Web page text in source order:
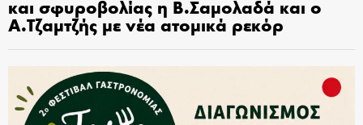
και σφυροβολίας η Β.Σαμολαδά και ο
Α.Τζαμτζής με νέα ατομικά ρεκόρ